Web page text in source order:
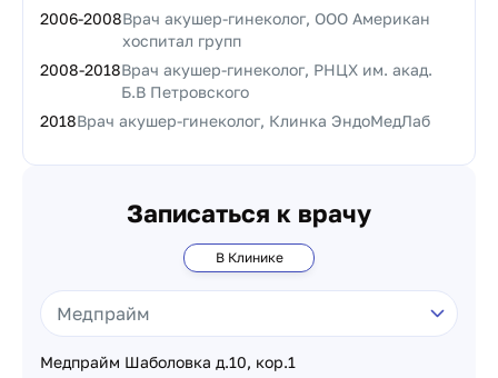
2006-2008Врач акушер-гинеколог, ООО Американ
хоспитал групп
2008-2018Врач акушер-гинеколог, РНЦХ им. акад.
Б.В Петровского
2018Врач акушер-гинеколог, Клинка ЭндоМедЛаб
Записаться к врачу
В Клинике
Медпрайм Шаболовка д.10, кор.1